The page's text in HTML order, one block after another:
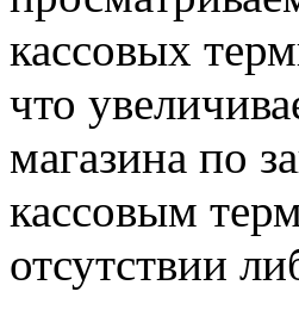
кассовых
что
магазина по
кассовым
отсутствии